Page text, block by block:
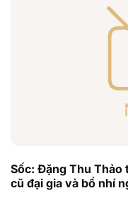
Sốc: Đặng Thu
cũ đại gia và bồ nhí